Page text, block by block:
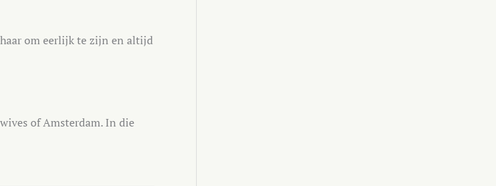
om eerlijk te zijn en altijd
of Amsterdam. In die